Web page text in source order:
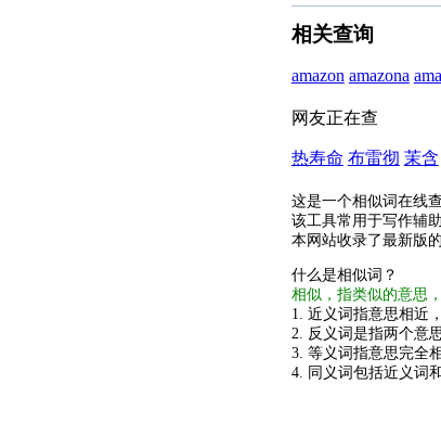
相关查询
amazon amazona
网友正在查
热寿命 布雷彻 茉含
这是一个相似词在线
该工具常用于写作辅
本网站收录了最新版
什么是相似词？
相似，指类似的意思
1. 近义词指意思相近
2. 反义词是指两个意
3. 等义词指意思完全
4. 同义词包括近义词